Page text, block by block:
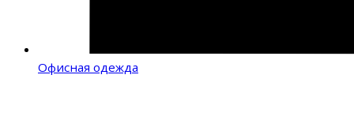
Офисная одежда